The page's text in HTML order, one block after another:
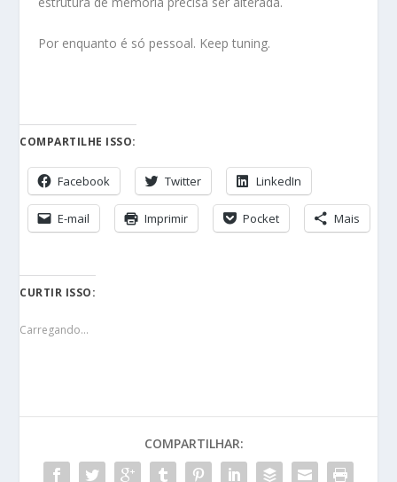
Por enquanto é só pessoal. Keep tuning.
COMPARTILHE ISSO:
Facebook Twitter LinkedIn
E-mail Imprimir Pocket Mais
CURTIR ISSO:
Carregando...
COMPARTILHAR: